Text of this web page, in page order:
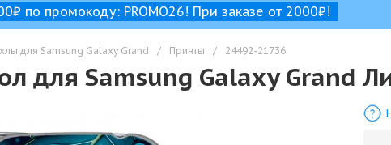
по промокоду: PROMO26! При заказе от 2000₽!
для Samsung Galaxy Grand / Принты / 24492-21736
для Samsung Galaxy Grand